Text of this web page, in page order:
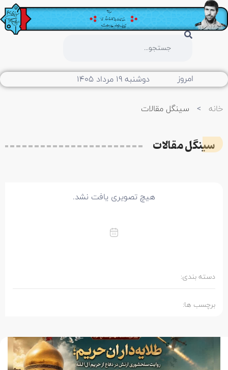
امروز دوشنبه ۱۹ مرداد ۱۴۰۵
خانه > سینگل مقالات
سینگل مقالات
هیچ تصویری یافت نشد.
دسته بندی:
برچسب ها: